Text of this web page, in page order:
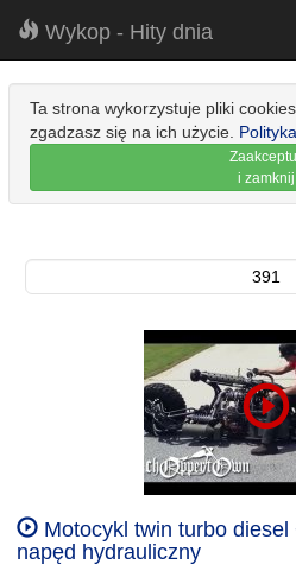
Wykop - Hity dnia
Ta strona wykorzystuje pliki
zgadzasz się na ich użycie.
i zamknij
391
Motocykl twin turbo
napęd hydrauliczny